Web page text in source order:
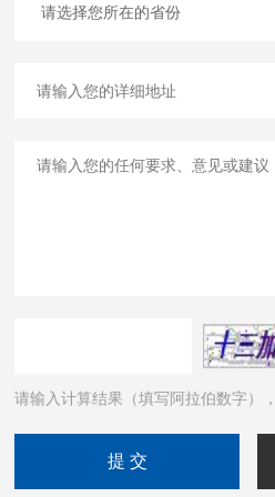
请输入计算结果（填写阿拉伯数字）